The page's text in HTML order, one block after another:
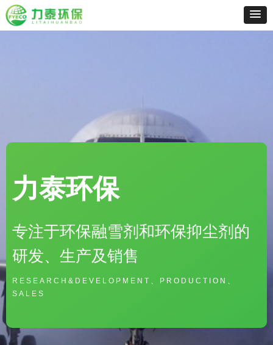
力泰环保
专注于环保融雪剂和环保抑尘剂的
研发、生产及销售
RESEARCH&DEVELOPMENT、PRODUCTION、
SALES